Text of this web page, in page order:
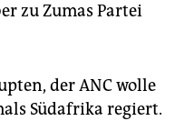
zu Zumas Partei
der ANC wolle
Südafrika regiert.